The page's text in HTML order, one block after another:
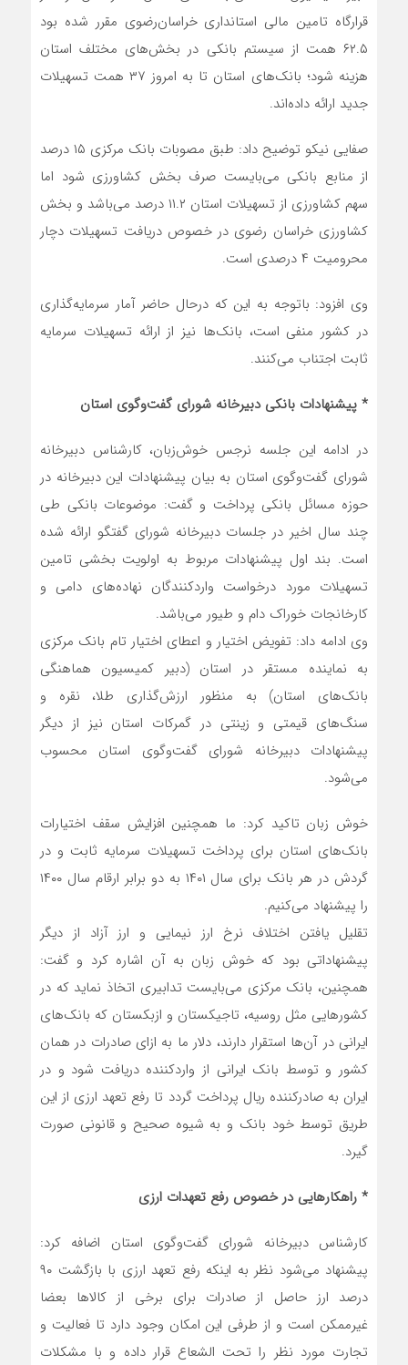
قرارگاه تامین مالی استانداری خراسان‌رضوی مقرر شده بود
۶۲.۵ همت از سیستم بانکی در بخش‌های مختلف استان
هزینه شود؛ بانک‌های استان تا به امروز ۳۷ همت تسهیلات
جدید ارائه داده‌اند.
صفایی نیکو توضیح داد: طبق مصوبات بانک مرکزی ۱۵ درصد
از منابع بانکی می‌بایست صرف بخش کشاورزی شود اما
سهم کشاورزی از تسهیلات استان ۱۱.۲ درصد می‌باشد و بخش
کشاورزی خراسان رضوی در خصوص دریافت تسهیلات دچار
محرومیت ۴ درصدی است.
وی افزود: باتوجه به این که درحال حاضر آمار سرمایه‌گذاری
در کشور منفی است، بانک‌ها نیز از ارائه تسهیلات سرمایه
ثابت اجتناب می‌کنند.
* پیشنهادات بانکی دبیرخانه شورای گفت‌وگوی استان
در ادامه این جلسه نرجس خوش‌زبان، کارشناس دبیرخانه
شورای گفت‌وگوی استان به بیان پیشنهادات این دبیرخانه در
حوزه مسائل بانکی پرداخت و گفت: موضوعات بانکی طی
چند سال اخیر در جلسات دبیرخانه شورای گفتگو ارائه شده
است. بند اول پیشنهادات مربوط به اولویت بخشی تامین
تسهیلات مورد درخواست واردکنندگان نهاده‌های دامی و
کارخانجات خوراک دام و طیور می‌باشد.
وی ادامه داد: تفویض اختیار و اعطای اختیار تام بانک مرکزی
به نماینده مستقر در استان (دبیر کمیسیون هماهنگی
بانک‌های استان) به منظور ارزش‌گذاری طلا، نقره و
سنگ‌های قیمتی و زینتی در گمرکات استان نیز از دیگر
پیشنهادات دبیرخانه شورای گفت‌وگوی استان محسوب
می‌شود.
خوش زبان تاکید کرد: ما همچنین افزایش سقف اختیارات
بانک‌های استان برای پرداخت تسهیلات سرمایه ثابت و در
گردش در هر بانک برای سال ۱۴۰۱ به دو برابر ارقام سال ۱۴۰۰
را پیشنهاد می‌کنیم.
تقلیل یافتن اختلاف نرخ ارز نیمایی و ارز آزاد از دیگر
پیشنهاداتی بود که خوش زبان به آن اشاره کرد و گفت:
همچنین، بانک مرکزی می‌بایست تدابیری اتخاذ نماید که در
کشورهایی مثل روسیه، تاجیکستان و ازبکستان که بانک‌های
ایرانی در آن‌ها استقرار دارند، دلار ما به ازای صادرات در همان
کشور و توسط بانک ایرانی از واردکننده دریافت شود و در
ایران به صادرکننده ریال پرداخت گردد تا رفع تعهد ارزی از این
طریق توسط خود بانک و به شیوه صحیح و قانونی صورت
گیرد.
* راهکارهایی در خصوص رفع تعهدات ارزی
کارشناس دبیرخانه شورای گفت‌وگوی استان اضافه کرد:
پیشنهاد می‌شود نظر به اینکه رفع تعهد ارزی با بازگشت ۹۰
درصد ارز حاصل از صادرات برای برخی از کالاها بعضا
غیرممکن است و از طرفی این امکان وجود دارد تا فعالیت و
تجارت مورد نظر را تحت الشعاع قرار داده و با مشکلات